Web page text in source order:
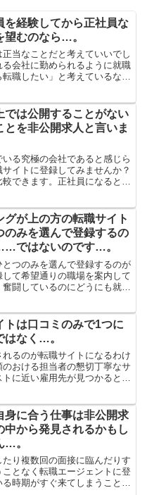
を経験してから正社員な
望むのなら…。
当なことだと考えていいでし
会社に勤められるように就職
職したい」と考えているな
では公開することがない
とを非公開求人と言いま
る究極の会社であると感じら
イトに登録してみませんか？
できます。正社員になるとい
グが上の方の転職サイト
のみを選んで登録するの
ではないのです…。
つのみを選んで登録するのが
て希望通りの職場を案内して
闘しているのにどうにも就職
トは口コミのみで1つに
はなく…。
るのが転職サイトになるわけ
おける担当者の懇切丁寧なサ
に近い雇用先が見つかると断
身に合う仕事は非公開求
中から発見されるかもし
…。
り複数回の面接に臨んだりす
となく転職エージェントに登
時期がすぐ来てしまうことに